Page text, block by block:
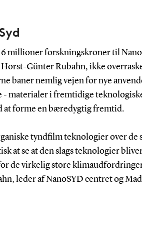
millioner forskningskroner til
Günter Rubahn, ikke
baner nemlig vejen for nye
- materialer i fremtidige
at forme en bæredygtig fremtid.
tyndfilm teknologier over de
at se at den slags teknologier
de virkelig store
leder af NanoSYD centret og